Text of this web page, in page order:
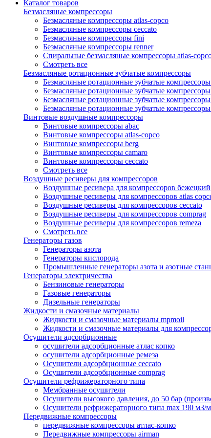
Каталог товаров
Безмасляные компрессоры
Безмасляные компрессоры atlas-copco
Безмасляные компрессоры ceccato
Безмасляные компрессоры fini
Безмасляные компрессоры renner
Спиральные безмасляные компрессоры atlas-
Смотреть все
Безмасляные ротационные зубчатые компрессоры
Безмасляные ротационные зубчатые
Безмасляные ротационные зубчатые
Безмасляные ротационные зубчатые
Безмасляные ротационные зубчатые
Винтовые воздушные компрессоры
Винтовые компрессоры abac
Винтовые компрессоры atlas-copco
Винтовые компрессоры berg
Винтовые компрессоры camaro
Винтовые компрессоры ceccato
Смотреть все
Воздушные ресиверы для компрессоров
Воздушные ресивера для компрессоров бежецкий
Воздушные ресиверы для компрессоров atlas
Воздушные ресиверы для компрессоров ceccato
Воздушные ресиверы для компрессоров comprag
Воздушные ресиверы для компрессоров remeza
Смотреть все
Генераторы газов
Генераторы азота
Генераторы кислорода
Промышленные генераторы азота и азотные
Генераторы электричества
Бензиновые генераторы
Газовые генераторы
Дизельные генераторы
Жидкости и смазочные материалы
Жидкости и смазочные материалы mpmoil
Жидкости и смазочные материалы для
Осушители адсорбционные
осушители адсорбционные атлас копко
осушители адсорбционные ремеза
Осушители адсорбционные ceccato
Осушители адсорбционные comprag
Осушители рефрижераторного типа
Мембранные осушители
Осушители высокого давления, до 50 бар
Осушители рефрижераторного типа max 190 м3/
Передвижные компрессоры
передвижные компрессоры атлас-копко
Передвижные компрессоры airman